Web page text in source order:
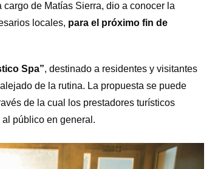
de Matías Sierra, dio a conocer la
locales, para el próximo fin de
Spa”, destinado a residentes y visitantes
de la rutina. La propuesta se puede
de la cual los prestadores turísticos
público en general.